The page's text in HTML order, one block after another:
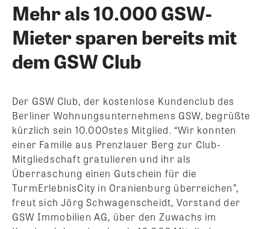
Mehr als 10.000 GSW-
Mieter sparen bereits mit
dem GSW Club
Der GSW Club, der kostenlose Kundenclub des
Berliner Wohnungsunternehmens GSW, begrüßte
kürzlich sein 10.000stes Mitglied. “Wir konnten
einer Familie aus Prenzlauer Berg zur Club-
Mitgliedschaft gratulieren und ihr als
Überraschung einen Gutschein für die
TurmErlebnisCity in Oranienburg überreichen”,
freut sich Jörg Schwagenscheidt, Vorstand der
GSW Immobilien AG, über den Zuwachs im